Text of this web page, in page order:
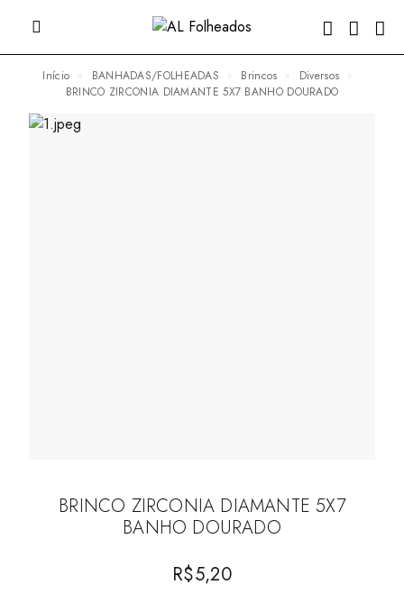
Início BANHADAS/FOLHEADAS Brincos
Diversos
BRINCO ZIRCONIA DIAMANTE 5X7 BANHO DOURADO
BRINCO ZIRCONIA DIAMANTE 5X7
BANHO DOURADO
R$5,20